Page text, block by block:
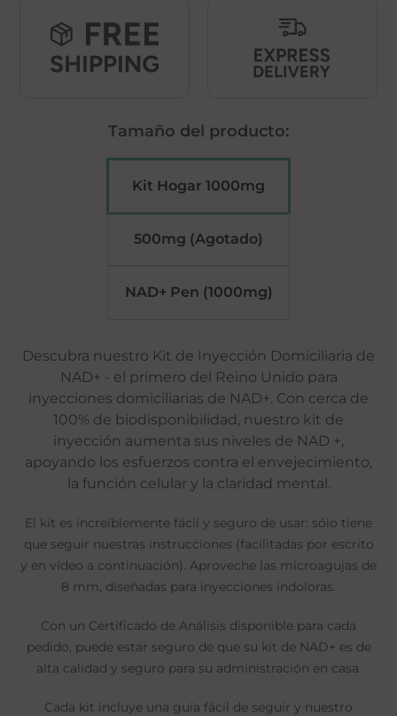
€305.00.
Descubra nuestro Kit de Inyección Domiciliaria de
NAD+ - el primero del Reino Unido para
inyecciones domiciliarias de NAD+. Con cerca de
100% de biodisponibilidad, nuestro kit de
inyección aumenta sus niveles de NAD +,
apoyando los esfuerzos contra el envejecimiento,
la función celular y la claridad mental.
El kit es increíblemente fácil y seguro de usar: sólo tiene
que seguir nuestras instrucciones (facilitadas por escrito
y en vídeo a continuación). Aproveche las microagujas de
8 mm, diseñadas para inyecciones indoloras.
Con un Certificado de Análisis disponible para cada
pedido, puede estar seguro de que su kit de NAD+ es de
alta calidad y seguro para su administración en casa.
Cada kit incluye una guía fácil de seguir y nuestro
Tamaño del producto:
Kit Hogar 1000mg
500mg (Agotado)
NAD+ Pen (1000mg)